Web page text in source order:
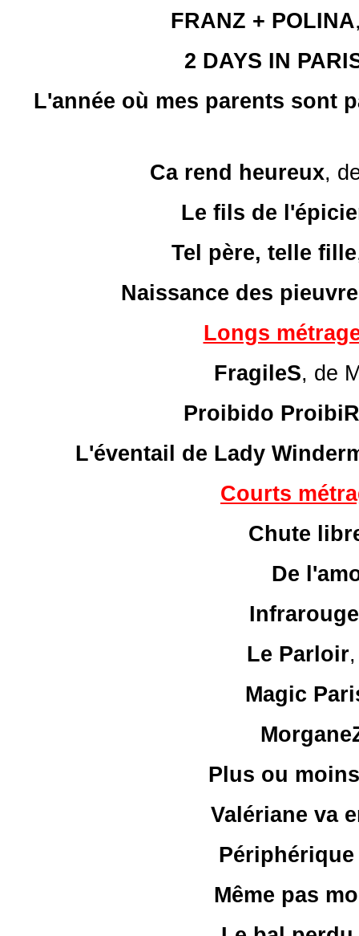
FRANZ + POLINA
2 DAYS IN
L'année où mes parents sont
Ca rend heureux,
Le fils de
Tel père, telle fille
Naissance des
Longs
FragileS, de
Proibido ProibiR
L'éventail de Lady
Courts
Chute
De
Infrarouge
Le Parloir
Magic
Plus ou moins
Valériane va
Même pas